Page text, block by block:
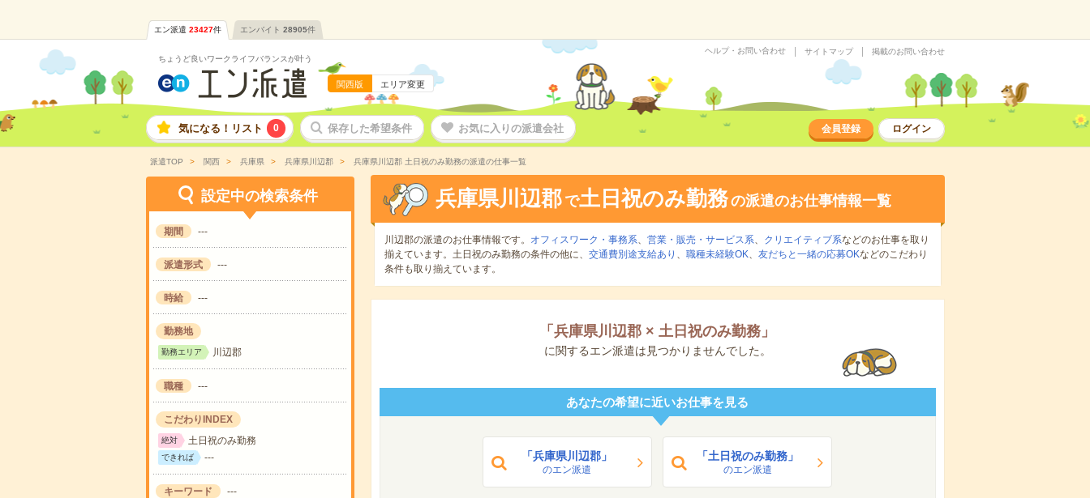
エン派遣 23427件 エンバイト 28905件
ちょうど良いワークライフバランスが叶う
関西版 エリア変更
ヘルプ・お問い合わせ サイトマップ 掲載のお問い合わせ
気になる！リスト 0 保存した希望条件 お気に入りの派遣会社 会員登録 ログイン
派遣TOP 関西 兵庫県 兵庫県川辺郡 兵庫県川辺郡 土日祝のみ勤務の派遣の仕事一覧
設定中の検索条件
期間 ---
派遣形式 ---
時給 ---
勤務地
勤務エリア 川辺郡
職種 ---
こだわりINDEX
絶対 土日祝のみ勤務
できれば ---
キーワード ---
兵庫県川辺郡 で土日祝のみ勤務の派遣のお仕事情報一覧
川辺郡の派遣のお仕事情報です。 オフィスワーク・事務系、 営業・販売・サービス系、 クリエイティブ系などのお仕事を取り
揃えています。土日祝のみ勤務の条件の他に、 交通費別途支給あり 、 職種未経験OK、 友だちと一緒の応募OKなどのこだわり
条件も取り揃えています。
「 兵庫県川辺郡 × 土日祝のみ勤務 」
に関するエン派遣は見つかりませんでした。
あなたの希望に近いお仕事を見る
「兵庫県川辺郡」
のエン派遣
「土日祝のみ勤務」
のエン派遣